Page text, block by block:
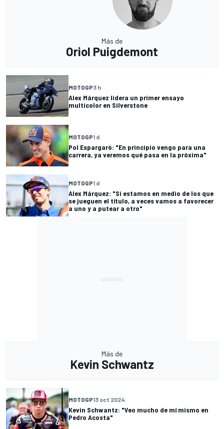
Más de
Oriol Puigdemont
MOTOGP3 h
Alex Márquez lidera un primer ensayo
multicolor en Silverstone
MOTOGP1 d
Pol Espargaró: "En principio vengo para una
carrera, ya veremos qué pasa en la próxima"
MOTOGP1 d
Alex Márquez: "Si estamos en medio de los que
se jueguen el título, a veces vamos a favorecer
a uno y a putear a otro"
Más de
Kevin Schwantz
MOTOGP13 oct 2024
Kevin Schwantz: "Veo mucho de mí mismo en
Pedro Acosta"